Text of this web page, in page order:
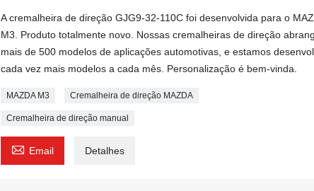
A cremalheira de direção GJG9-32-110C foi desenvolvida para o
M3. Produto totalmente novo. Nossas cremalheiras de direção
mais de 500 modelos de aplicações automotivas, e estamos
cada vez mais modelos a cada mês. Personalização é bem-vinda.
MAZDA M3 Cremalheira de direção MAZDA
Cremalheira de direção manual
 Email Detalhes